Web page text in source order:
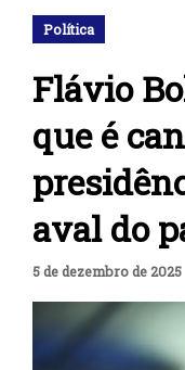
Política
Flávio
que é
aval do
5 de dezembro de 2025